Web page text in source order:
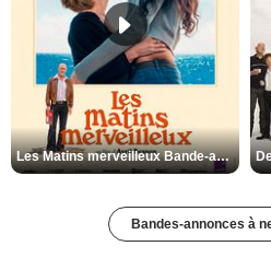
Les Matins merveilleux Bande-annonce VF
Bandes-annonces à